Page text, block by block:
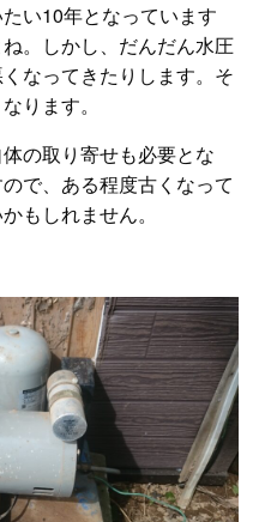
い10年となっています
。しかし、だんだん水圧
なってきたりします。そ
ります。
の取り寄せも必要とな
で、ある程度古くなって
もしれません。